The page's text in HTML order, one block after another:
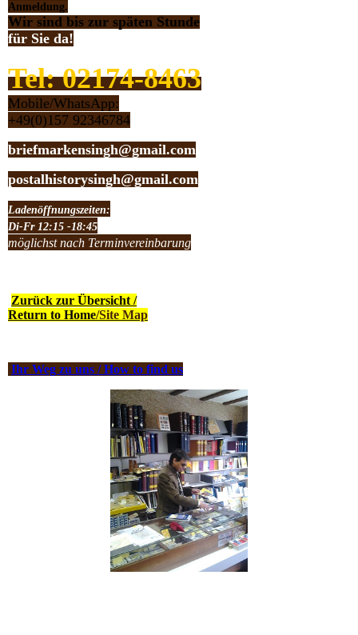
Anmeldung.
Wir sind bis zur späten Stunde
für Sie da!
Tel: 02174-8463
Mobile/WhatsApp:
+49(0)157 92346784
briefmarkensingh@gmail.com
postalhistorysingh@gmail.com
Ladenöffnungszeiten:
Di-Fr 12:15 -18:45
möglichst nach Terminvereinbarung
Zurück zur Übersicht /
Return to Home/Site Map
Ihr Weg zu uns / How to find us